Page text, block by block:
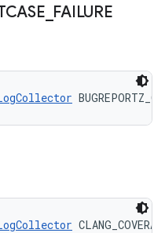
FAILURE